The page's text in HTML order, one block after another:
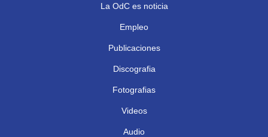
La OdC es noticia
Empleo
Publicaciones
Discografia
Fotografias
Videos
Audio